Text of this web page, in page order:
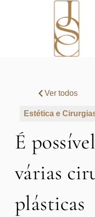
Ver todos
Estética e
É
várias
plásticas